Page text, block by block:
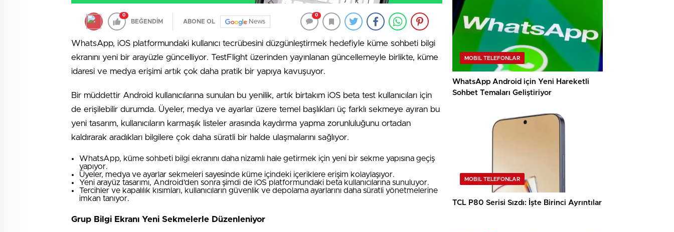
0
BEĞENDİM ABONE OL News
0
WhatsApp, iOS platformundaki kullanıcı tecrübesini düzgünleştirmek hedefiyle küme sohbeti bilgi
ekranını yeni bir arayüzle güncelliyor. TestFlight üzerinden yayınlanan güncellemeyle birlikte, küme
idaresi ve medya erişimi artık çok daha pratik bir yapıya kavuşuyor.
Bir müddettir Android kullanıcılarına sunulan bu yenilik, artık birtakım iOS beta test kullanıcıları için
de erişilebilir durumda. Üyeler, medya ve ayarlar üzere temel başlıkları üç farklı sekmeye ayıran bu
yeni tasarım, kullanıcıların karmaşık listeler arasında kaydırma yapma zorunluluğunu ortadan
kaldırarak aradıkları bilgilere çok daha süratli bir halde ulaşmalarını sağlıyor.
WhatsApp, küme sohbeti bilgi ekranını daha nizamlı hale getirmek için yeni bir sekme yapısına geçiş
yapıyor.
Üyeler, medya ve ayarlar sekmeleri sayesinde küme içindeki içeriklere erişim kolaylaşıyor.
Yeni arayüz tasarımı, Android’den sonra şimdi de iOS platformundaki beta kullanıcılarına sunuluyor.
Tercihler ve kapalılık kısımları, kullanıcıların güvenlik ve depolama ayarlarını daha süratli yönetmelerine
imkan tanıyor.
Grup Bilgi Ekranı Yeni Sekmelerle Düzenleniyor
MOBIL TELEFONLAR
WhatsApp Android için Yeni Hareketli
Sohbet Temaları Geliştiriyor
MOBIL TELEFONLAR
TCL P80 Serisi Sızdı: İşte Birinci Ayrıntılar